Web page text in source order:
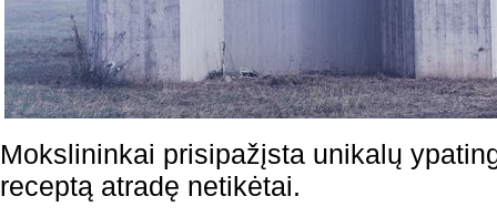
Mokslininkai prisipažįsta unikalų
receptą atradę netikėtai.